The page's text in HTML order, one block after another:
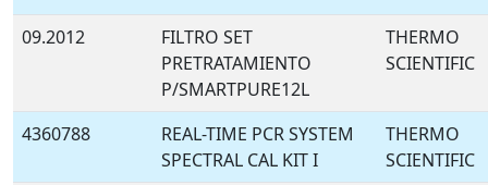
09.2012
FILTRO SET
PRETRATAMIENTO
P/SMARTPURE12L
THERMO
SCIENTIFIC
4360788
REAL-TIME PCR SYSTEM
SPECTRAL CAL KIT I
THERMO
SCIENTIFIC